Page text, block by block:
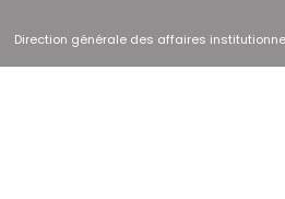
Direction générale des affaires